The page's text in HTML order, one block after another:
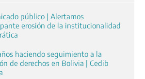
público | Alertamos
erosión de la institucionalidad
haciendo seguimiento a la
de derechos en Bolivia | Cedib